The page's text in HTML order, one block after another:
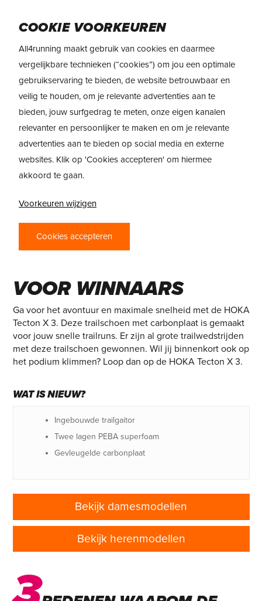
main
content
PRODUCTREVIEW
HOKA TECTON X 3 –
VOOR WINNAARS
Ga voor het avontuur en maximale snelheid met de HOKA
Tecton X 3. Deze trailschoen met carbonplaat is gemaakt
voor jouw snelle trailruns. Er zijn al grote trailwedstrijden
met deze trailschoen gewonnen. Wil jij binnenkort ook op
het podium klimmen? Loop dan op de HOKA Tecton X 3.
WAT IS NIEUW?
Ingebouwde trailgaitor
Twee lagen PEBA superfoam
Gevleugelde carbonplaat
Bekijk damesmodellen
Bekijk herenmodellen
COOKIE VOORKEUREN
All4running maakt gebruik van cookies en daarmee
vergelijkbare technieken (“cookies”) om jou een optimale
gebruikservaring te bieden, de website betrouwbaar en
veilig te houden, om je relevante advertenties aan te
bieden, jouw surfgedrag te meten, onze eigen kanalen
relevanter en persoonlijker te maken en om je relevante
advertenties aan te bieden op social media en externe
websites. Klik op 'Cookies accepteren' om hiermee
akkoord te gaan.
Voorkeuren wijzigen
Cookies accepteren